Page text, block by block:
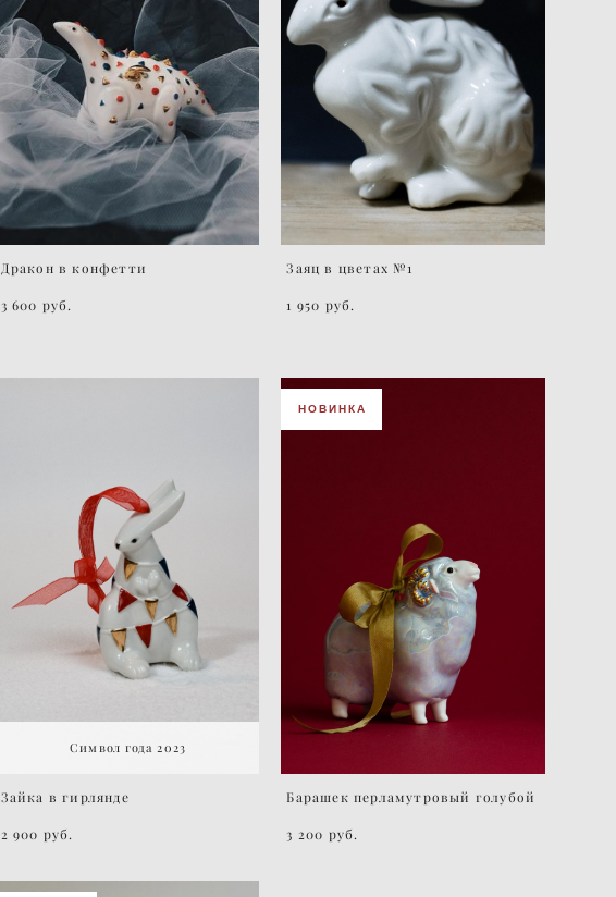
Дракон в конфетти
3 600 pуб.
Заяц в цветах №1
1 950 pуб.
Символ года 2023
Зайка в гирлянде
2 900 pуб.
НОВИНКА
Барашек перламутровый голубой
3 200 pуб.